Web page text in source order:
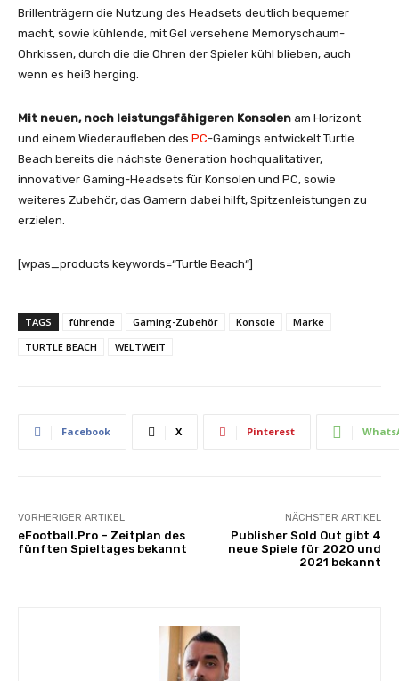
Brillenträgern die Nutzung des Headsets deutlich bequemer
macht, sowie kühlende, mit Gel versehene Memoryschaum-
Ohrkissen, durch die die Ohren der Spieler kühl blieben, auch
wenn es heiß herging.
Mit neuen, noch leistungsfähigeren Konsolen am Horizont
und einem Wiederaufleben des PC-Gamings entwickelt Turtle
Beach bereits die nächste Generation hochqualitativer,
innovativer Gaming-Headsets für Konsolen und PC, sowie
weiteres Zubehör, das Gamern dabei hilft, Spitzenleistungen zu
erzielen.
[wpas_products keywords=“Turtle Beach“]
TAGS führende Gaming-Zubehör Konsole
Marke
TURTLE BEACH
WELTWEIT
Facebook X Pinterest
VORHERIGER ARTIKEL
eFootball.Pro – Zeitplan des
fünften Spieltages bekannt
NÄCHSTER ARTIKEL
Publisher Sold Out gibt 4
neue Spiele für 2020 und
2021 bekannt